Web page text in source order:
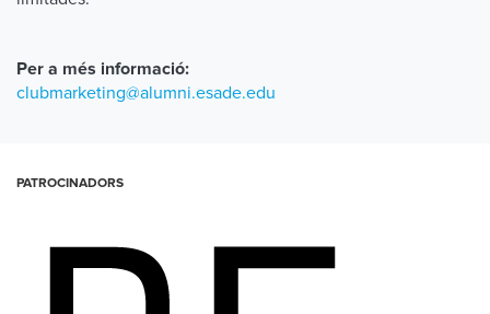
Per a més informació:
clubmarketing@alumni.esade.edu
PATROCINADORS